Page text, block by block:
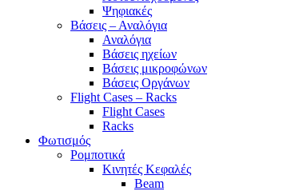
Ψηφιακές
Βάσεις – Αναλόγια
Αναλόγια
Βάσεις ηχείων
Βάσεις μικροφώνων
Βάσεις Οργάνων
Flight Cases – Racks
Flight Cases
Racks
Φωτισμός
Ρομποτικά
Κινητές Κεφαλές
Beam